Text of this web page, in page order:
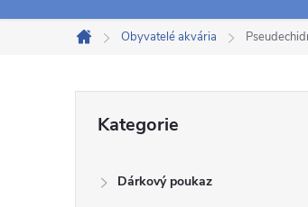
Domů
Obyvatelé akvária
kategorie
Kategorie
Dárkový poukaz